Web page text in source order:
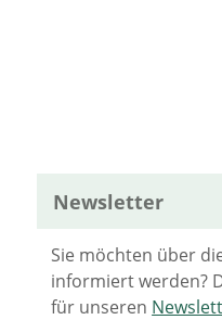
Newsletter
Sie möchten über
informiert werden?
für unseren